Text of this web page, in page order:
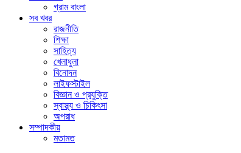
গ্রাম বাংলা
সব খবর
রাজনীতি
শিক্ষা
সাহিত্য
খেলাধুলা
বিনোদন
লাইফস্টাইল
বিজ্ঞান ও প্রযুক্তি
স্বাস্থ্য ও চিকিৎসা
অপরাধ
সম্পাদকীয়
মতামত